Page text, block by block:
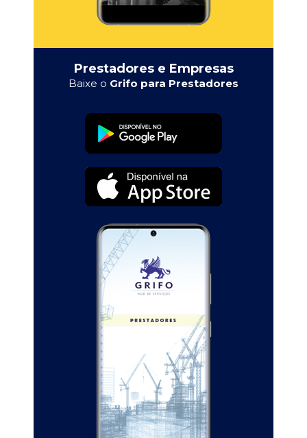
Prestadores e Empresas
Baixe o Grifo para Prestadores